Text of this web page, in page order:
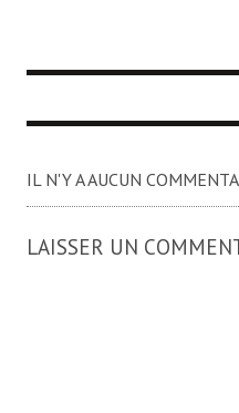
IL N'Y A AUCUN
LAISSER UN